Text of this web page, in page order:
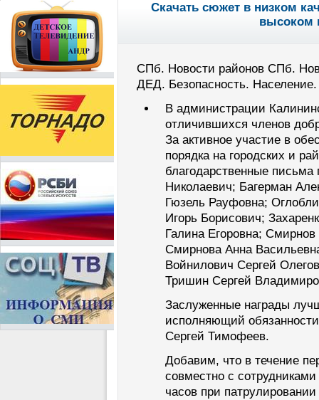
Скачать сюжет в низком
высоком
СПб. Новости районов СПб.
ДЕД. Безопасность. Население.
В администрации
отличившихся членов
За активное участие в
порядка на городских и
благодарственные
Николаевич; Багерман
Гюзель Рауфовна;
Игорь Борисович;
Галина Егоровна;
Смирнова Анна
Войнилович Сергей
Тришин Сергей
Заслуженные награды
исполняющий
Сергей Тимофеев.
Добавим, что в течение
совместно с
часов при